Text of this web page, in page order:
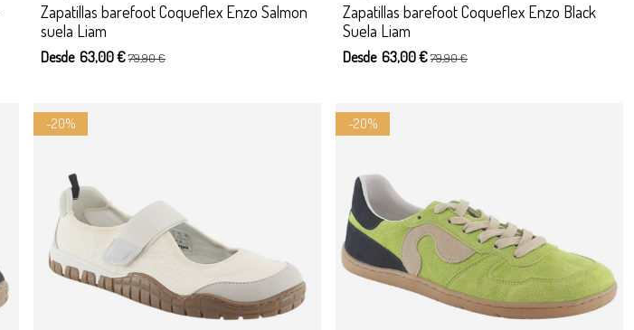
Zapatillas barefoot Coqueflex Enzo Salmon
suela Liam
Desde 63,00 €79,90 €
Zapatillas barefoot Coqueflex Enzo Black
Suela Liam
Desde 63,00 €79,90 €
-20% -20%